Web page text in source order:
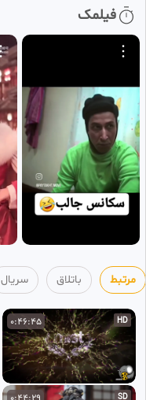
129
HD
130
2:05:47 HD
131
2:11:10 HD
132
2:01:55 HD
فیلمک
مرتبط باتلاق سریال
HD
0:46:45
SD